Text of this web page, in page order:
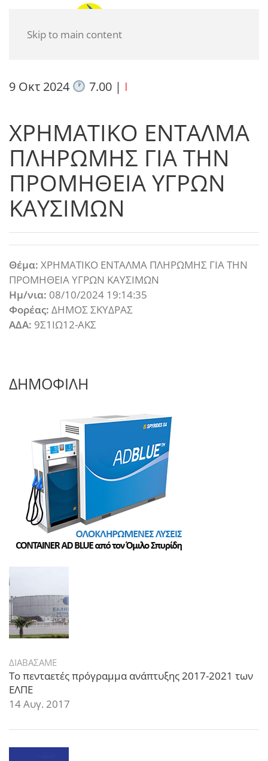
Skip to main content
9 Οκτ 2024 7.00| I
ΧΡΗΜΑΤΙΚΟ ΕΝΤΑΛΜΑ
ΠΛΗΡΩΜΗΣ ΓΙΑ ΤΗΝ
ΠΡΟΜΗΘΕΙΑ ΥΓΡΩΝ
ΚΑΥΣΙΜΩΝ
Θέμα: ΧΡΗΜΑΤΙΚΟ ΕΝΤΑΛΜΑ ΠΛΗΡΩΜΗΣ ΓΙΑ ΤΗΝ
ΠΡΟΜΗΘΕΙΑ ΥΓΡΩΝ ΚΑΥΣΙΜΩΝ
Ημ/νια: 08/10/2024 19:14:35
Φορέας: ΔΗΜΟΣ ΣΚΥΔΡΑΣ
ΑΔΑ: 9Σ1ΙΩ12-ΑΚΣ
ΔΗΜΟΦΙΛΗ
ΔΙΑΒΑΣΑΜΕ
Το πενταετές πρόγραμμα ανάπτυξης 2017-2021 των
ΕΛΠΕ
14 Αυγ. 2017